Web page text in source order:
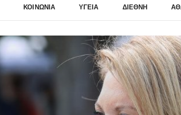
ΚΟΙΝΩΝΊΑ ΥΓΕΊΑ ΔΙΕΘΝΉ